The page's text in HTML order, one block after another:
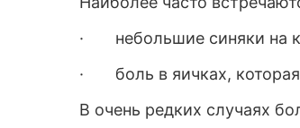
· небольшие синяки на
· боль в яичках, которая
В очень редких случаях